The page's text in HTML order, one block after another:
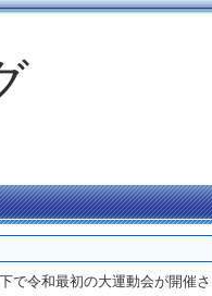
で令和最初の大運動会が開催さ